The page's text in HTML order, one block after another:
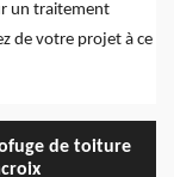
un traitement
de votre projet à ce
de toiture